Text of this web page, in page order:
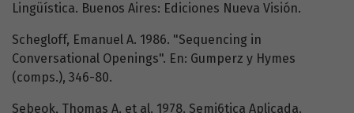
Lingüística. Buenos Aires: Ediciones Nueva Visión.
Schegloff, Emanuel A. 1986. "Sequencing in
Conversational Openings". En: Gumperz y Hymes
(comps.), 346-80.
Sebeok, Thomas A. et al. 1978. Semi6tica Aplicada.